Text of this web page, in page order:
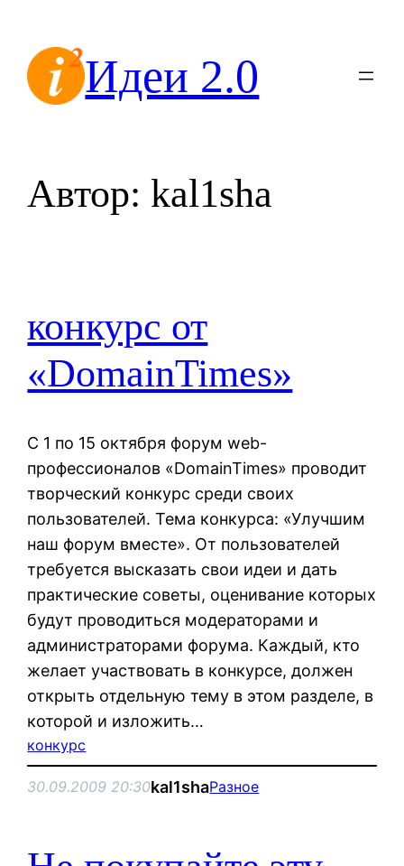
содержимомуИдеи 2.0
Автор:kal1sha
конкурс от
«DomainTimes»
С 1 по 15 октября форум web-
профессионалов «DomainTimes» проводит
творческий конкурс среди своих
пользователей. Тема конкурса: «Улучшим
наш форум вместе». От пользователей
требуется высказать свои идеи и дать
практические советы, оценивание которых
будут проводиться модераторами и
администраторами форума. Каждый, кто
желает участвовать в конкурсе, должен
открыть отдельную тему в этом разделе, в
которой и изложить…
конкурс
30.09.2009 20:30kal1shaРазное